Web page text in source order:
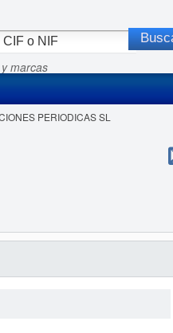
marcas
PERIODICAS SL